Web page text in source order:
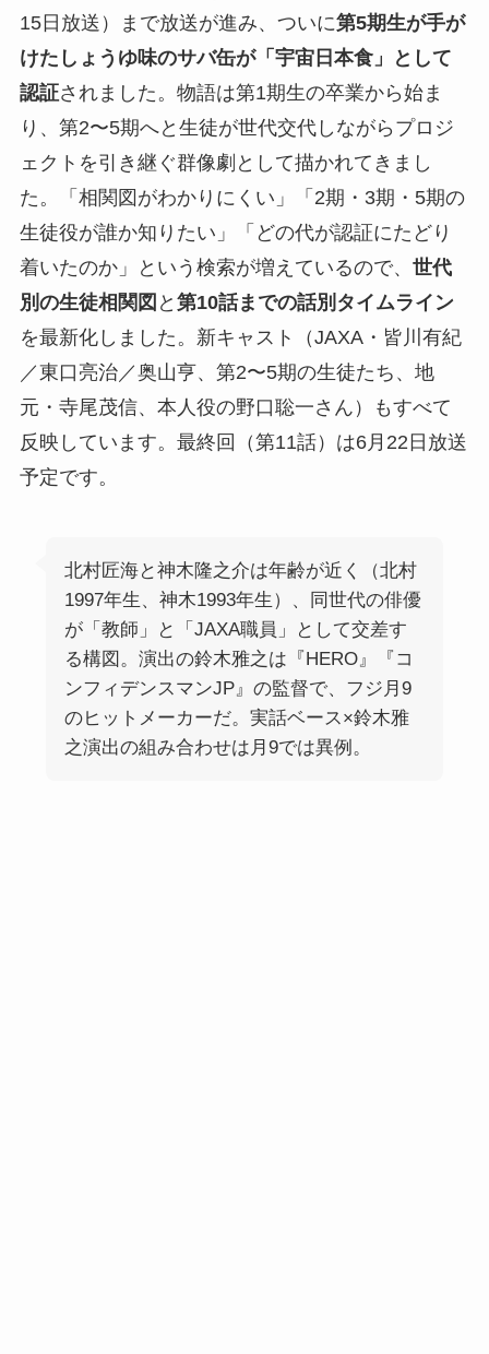
15日放送）まで放送が進み、ついに第5期生が手が
けたしょうゆ味のサバ缶が「宇宙日本食」として
認証されました。物語は第1期生の卒業から始ま
り、第2〜5期へと生徒が世代交代しながらプロジ
ェクトを引き継ぐ群像劇として描かれてきまし
た。「相関図がわかりにくい」「2期・3期・5期の
生徒役が誰か知りたい」「どの代が認証にたどり
着いたのか」という検索が増えているので、 世代
別の生徒相関図 と 第10話までの話別タイムライン
を最新化しました。新キャスト（JAXA・皆川有紀
／東口亮治／奥山亨、第2〜5期の生徒たち、地
元・寺尾茂信、本人役の野口聡一さん）もすべて
反映しています。最終回（第11話）は6月22日放送
予定です。
北村匠海と神木隆之介は年齢が近く（北村
1997年生、神木1993年生）、同世代の俳優
が「教師」と「JAXA職員」として交差す
る構図。演出の鈴木雅之は『HERO』『コ
ンフィデンスマンJP』の監督で、フジ月9
のヒットメーカーだ。実話ベース×鈴木雅
之演出の組み合わせは月9では異例。